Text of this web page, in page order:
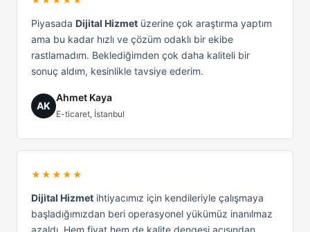
Piyasada Dijital Hizmet üzerine çok araştırma yaptım
ama bu kadar hızlı ve çözüm odaklı bir ekibe
rastlamadım. Beklediğimden çok daha kaliteli bir
sonuç aldım, kesinlikle tavsiye ederim.
AK
Ahmet Kaya
E-ticaret, İstanbul
★★★★★
Dijital Hizmet ihtiyacımız için kendileriyle çalışmaya
başladığımızdan beri operasyonel yükümüz inanılmaz
azaldı. Hem fiyat hem de kalite dengesi açısından